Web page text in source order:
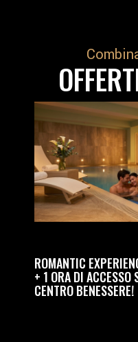
ROMANTIC
+ 1 ORA DI ACCESSO
CENTRO BENESSERE!